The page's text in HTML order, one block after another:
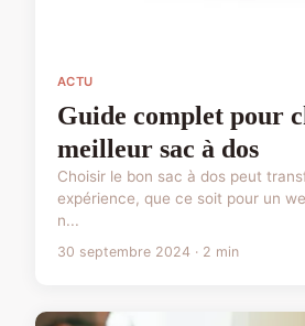
ACTU
Guide complet pour
meilleur sac à dos
Choisir le bon sac à dos peut
expérience, que ce soit pour un
n...
30 septembre 2024 · 2 min